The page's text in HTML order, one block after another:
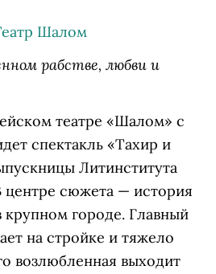
Шалом
рабстве, любви и
театре «Шалом» с
спектакль «Тахир и
Литинститута
центре сюжета — история
крупном городе. Главный
на стройке и тяжело
возлюбленная выходит